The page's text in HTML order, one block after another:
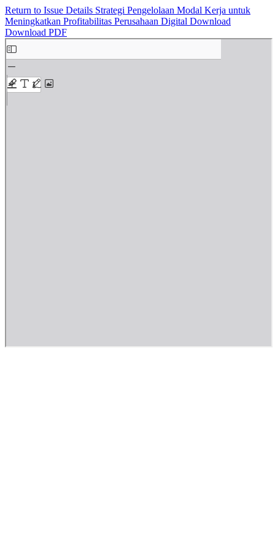
Return to Issue Details Strategi Pengelolaan Modal Kerja untuk
Meningkatkan Profitabilitas Perusahaan Digital Download
Download PDF